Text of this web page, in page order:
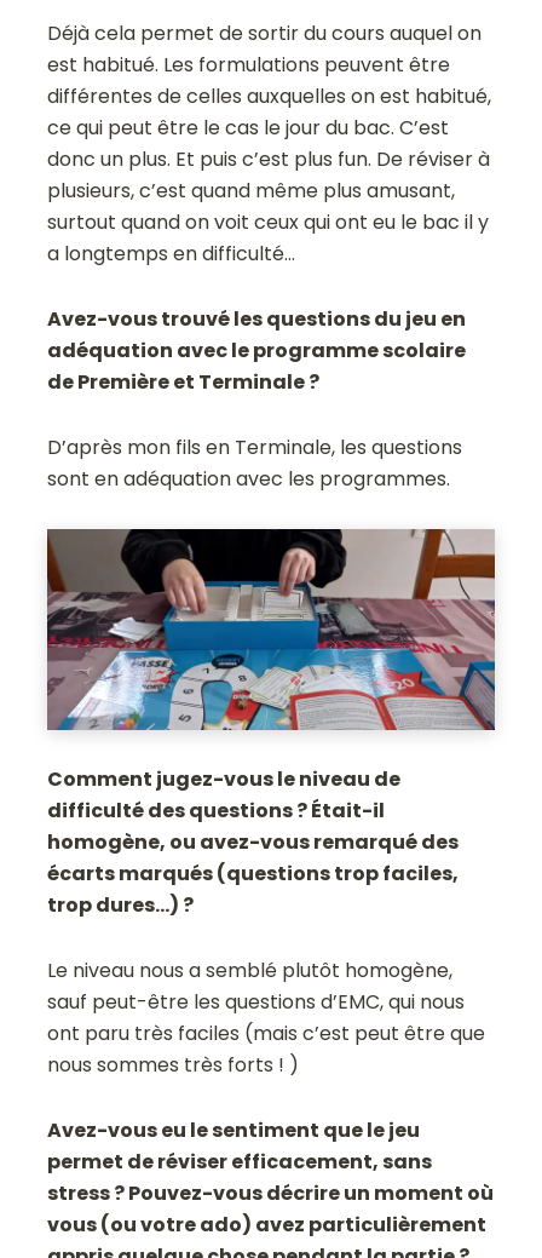
Déjà cela permet de sortir du cours auquel on
est habitué. Les formulations peuvent être
différentes de celles auxquelles on est habitué,
ce qui peut être le cas le jour du bac. C’est
donc un plus. Et puis c’est plus fun. De réviser à
plusieurs, c’est quand même plus amusant,
surtout quand on voit ceux qui ont eu le bac il y
a longtemps en difficulté…
Avez-vous trouvé les questions du jeu en
adéquation avec le programme scolaire
de Première et Terminale ?
D’après mon fils en Terminale, les questions
sont en adéquation avec les programmes.
Comment jugez-vous le niveau de
difficulté des questions ? Était-il
homogène, ou avez-vous remarqué des
écarts marqués (questions trop faciles,
trop dures…) ?
Le niveau nous a semblé plutôt homogène,
sauf peut-être les questions d’EMC, qui nous
ont paru très faciles (mais c’est peut être que
nous sommes très forts ! )
Avez-vous eu le sentiment que le jeu
permet de réviser efficacement, sans
stress ? Pouvez-vous décrire un moment où
vous (ou votre ado) avez particulièrement